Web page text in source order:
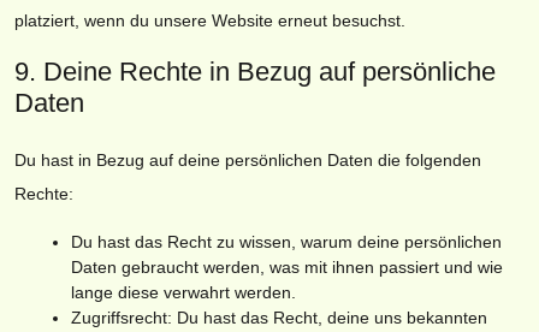
platziert, wenn du unsere Website erneut besuchst.
9. Deine Rechte in Bezug auf persönliche
Daten
Du hast in Bezug auf deine persönlichen Daten die folgenden
Rechte:
Du hast das Recht zu wissen, warum deine persönlichen
Daten gebraucht werden, was mit ihnen passiert und wie
lange diese verwahrt werden.
Zugriffsrecht: Du hast das Recht, deine uns bekannten